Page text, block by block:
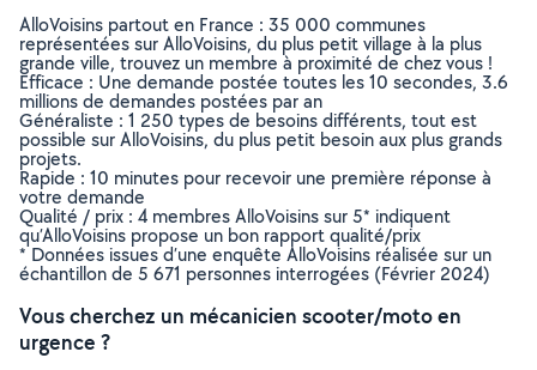
AlloVoisins partout en France : 35 000 communes
représentées sur AlloVoisins, du plus petit village à la plus
grande ville, trouvez un membre à proximité de chez vous !
Efficace : Une demande postée toutes les 10 secondes, 3.6
millions de demandes postées par an
Généraliste : 1 250 types de besoins différents, tout est
possible sur AlloVoisins, du plus petit besoin aux plus grands
projets.
Rapide : 10 minutes pour recevoir une première réponse à
votre demande
Qualité / prix : 4 membres AlloVoisins sur 5* indiquent
qu’AlloVoisins propose un bon rapport qualité/prix
* Données issues d’une enquête AlloVoisins réalisée sur un
échantillon de 5 671 personnes interrogées (Février 2024)
Vous cherchez un mécanicien scooter/moto en
urgence ?